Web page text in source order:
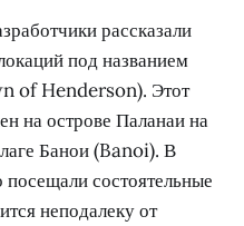
рассказали
под названием
of Henderson). Этот
на острове Паланаи на
Банои (Banoi). В
состоятельные
неподалеку от